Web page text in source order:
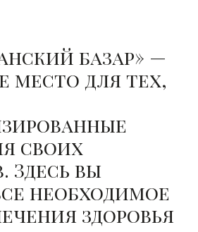
базар» —
место для тех,
своих
Здесь вы
необходимое
здоровья